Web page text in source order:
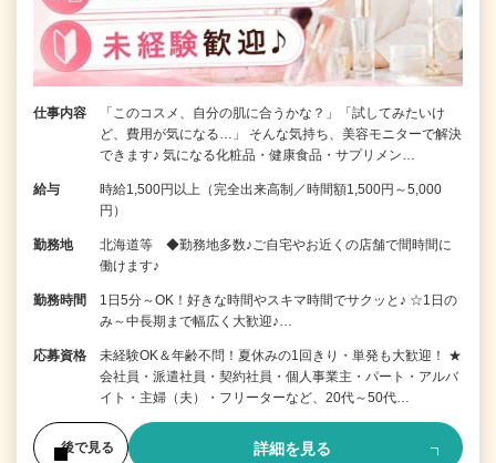
仕事内容
「このコスメ、自分の肌に合うかな？」「試してみたいけ
ど、費用が気になる…」 そんな気持ち、美容モニターで解決
できます♪ 気になる化粧品・健康食品・サプリメン…
給与
時給1,500円以上（完全出来高制／時間額1,500円～5,000
円）
勤務地
北海道等 ◆勤務地多数♪ご自宅やお近くの店舗で間時間に
働けます♪
勤務時間
1日5分～OK！好きな時間やスキマ時間でサクッと♪ ☆1日の
み～中長期まで幅広く大歓迎♪…
応募資格
未経験OK＆年齢不問！夏休みの1回きり・単発も大歓迎！ ★
会社員・派遣社員・契約社員・個人事業主・パート・アルバ
イト・主婦（夫）・フリーターなど、20代～50代…
後で見る 詳細を見る